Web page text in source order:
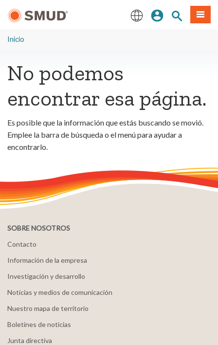
principal
Iniciar sesión
Buscar en
Menú
Inicio
No podemos
encontrar esa página.
Es posible que la información que estás buscando se movió.
Emplee la barra de búsqueda o el menú para ayudar a
encontrarlo.
SOBRE NOSOTROS
Contacto
Información de la empresa
Investigación y desarrollo
Noticias y medios de comunicación
Nuestro mapa de territorio
Boletines de noticias
Junta directiva